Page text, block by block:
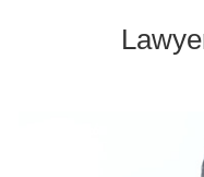
労働基準法 時間
正社員 解雇 方
相続 弁護士 相
企業法務 弁護
労働問題 弁護
顧問弁護士 弁